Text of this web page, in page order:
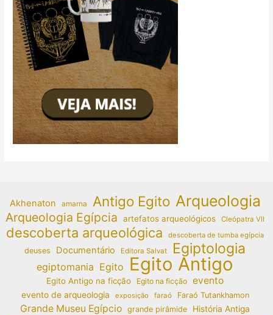
Akhenaton amarna Antigo Egito Arqueologia
Arqueologia Egípcia artefatos arqueológicos Cleópatra VII
descoberta arqueológica descoberta de tumba egípcia
deuses Documentário Editora Salvat Egiptologia
egiptomania Egito Egito Antigo
Egito Antigo na ficção Egito na ficção evento
evento de arqueologia exposição faraó Faraó Tutankhamon
Grande Museu Egípcio grande pirâmide
História Antiga